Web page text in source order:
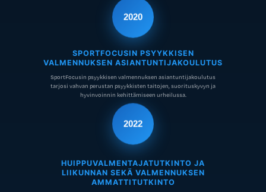
2020
SPORTFOCUSIN PSYYKKISEN
VALMENNUKSEN ASIANTUNTIJAKOULUTUS
SportFocusin psyykkisen valmennuksen asiantuntijakoulutus
tarjosi vahvan perustan psyykkisten taitojen, suorituskyvyn ja
hyvinvoinnin kehittämiseen urheilussa.
2022
HUIPPUVALMENTAJATUTKINTO JA
LIIKUNNAN SEKÄ VALMENNUKSEN
AMMATTITUTKINTO